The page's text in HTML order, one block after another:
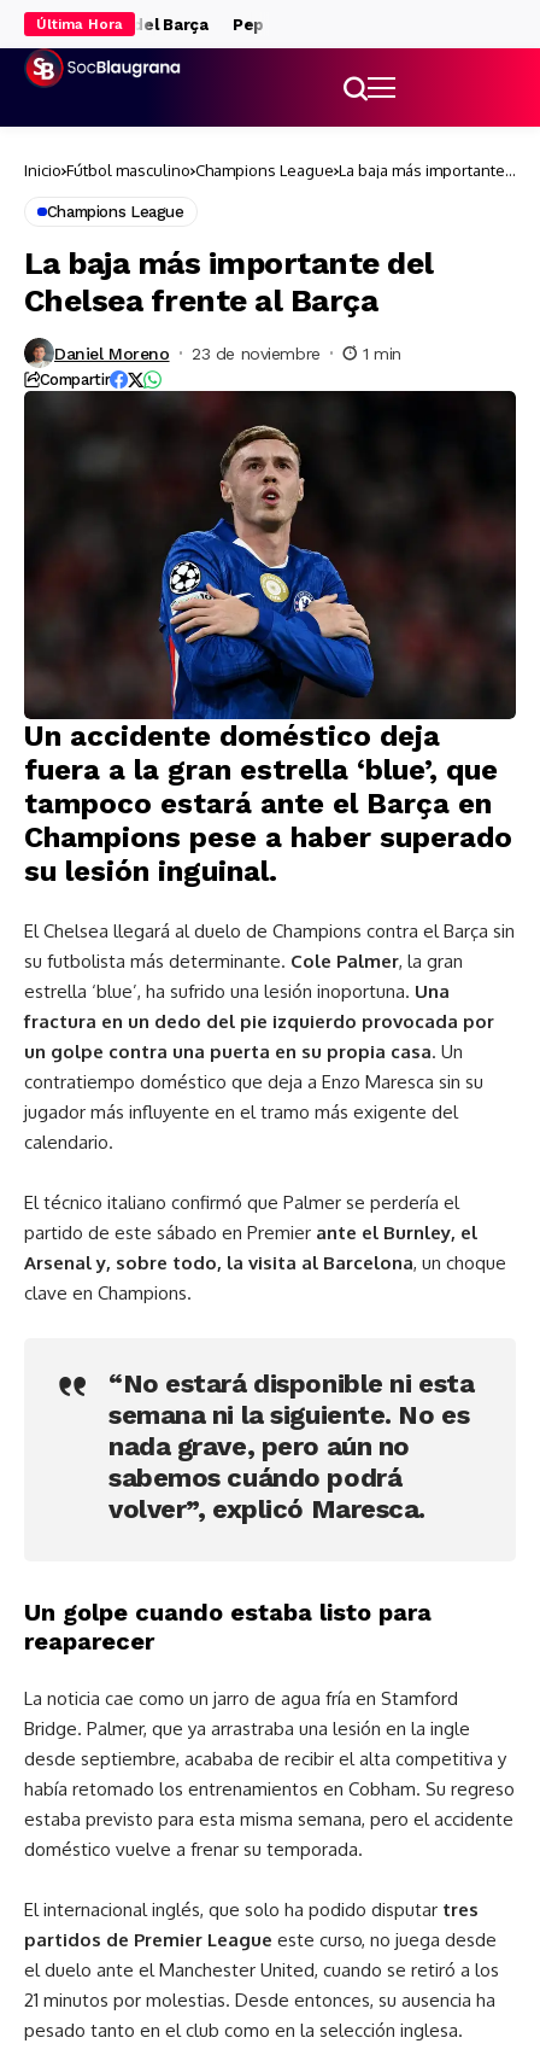
Última Hora
fuera del Barça Pep Guardiola, clave para la llegada de
Inicio Fútbol masculino Champions League La baja más importante
Champions League
La baja más importante del
Chelsea frente al Barça
Daniel Moreno 23 de noviembre 1 min
Compartir
Un accidente doméstico deja
fuera a la gran estrella ‘blue’, que
tampoco estará ante el Barça en
Champions pese a haber superado
su lesión inguinal.
El Chelsea llegará al duelo de Champions contra el Barça sin
su futbolista más determinante. Cole Palmer, la gran
estrella ‘blue’, ha sufrido una lesión inoportuna. Una
fractura en un dedo del pie izquierdo provocada por
un golpe contra una puerta en su propia casa. Un
contratiempo doméstico que deja a Enzo Maresca sin su
jugador más influyente en el tramo más exigente del
calendario.
El técnico italiano confirmó que Palmer se perdería el
partido de este sábado en Premier ante el Burnley, el
Arsenal y, sobre todo, la visita al Barcelona, un choque
clave en Champions.
“No estará disponible ni esta
semana ni la siguiente. No es
nada grave, pero aún no
sabemos cuándo podrá
volver”, explicó Maresca.
Un golpe cuando estaba listo para
reaparecer
La noticia cae como un jarro de agua fría en Stamford
Bridge. Palmer, que ya arrastraba una lesión en la ingle
desde septiembre, acababa de recibir el alta competitiva y
había retomado los entrenamientos en Cobham. Su regreso
estaba previsto para esta misma semana, pero el accidente
doméstico vuelve a frenar su temporada.
El internacional inglés, que solo ha podido disputar tres
partidos de Premier League este curso, no juega desde
el duelo ante el Manchester United, cuando se retiró a los
21 minutos por molestias. Desde entonces, su ausencia ha
pesado tanto en el club como en la selección inglesa.